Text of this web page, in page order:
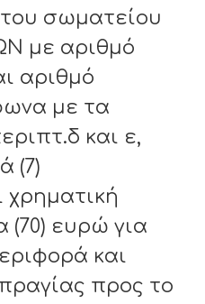
σωματείου
με αριθμό
αριθμό
με τα
και ε,
(7)
χρηματική
(70) ευρώ για
και
προς το